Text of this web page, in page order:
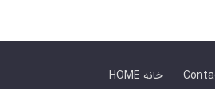
HOME خانه